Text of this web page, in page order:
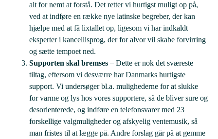
alt for nemt at forstå. Det retter vi hurtigst muligt op på,
ved at indføre en række nye latinske begreber, der kan
hjælpe med at få lixtallet op, ligesom vi har indkaldt
eksperter i kancellisprog, der for alvor vil skabe forvirring
og sætte tempoet ned.
Supporten skal bremses – Dette er nok det sværeste
tiltag, eftersom vi desværre har Danmarks hurtigste
support. Vi undersøger bl.a. mulighederne for at slukke
for varme og lys hos vores supportere, så de bliver sure og
desorienterede, og indføre en telefonsvarer med 23
forskellige valgmuligheder og afskyelig ventemusik, så
man fristes til at lægge på. Andre forslag går på at gemme